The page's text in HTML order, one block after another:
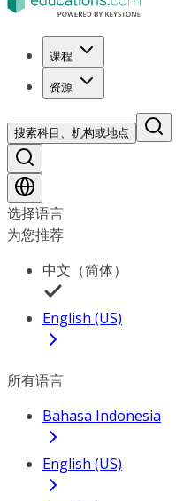
课程
资源
搜索科目、机构或地点
选择语言
为您推荐
中文（简体）
English (US)
所有语言
Bahasa Indonesia
English (US)